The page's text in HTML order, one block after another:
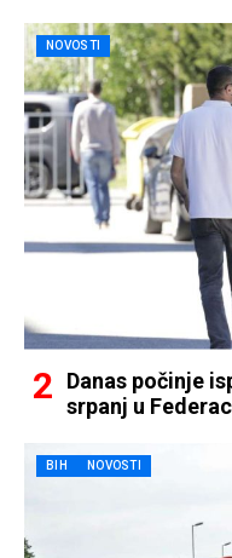
NOVOSTI
Danas počinje
srpanj u
BIH NOVOSTI